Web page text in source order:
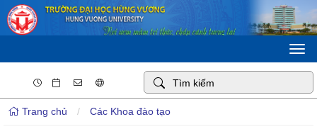
Trang chủ / Các Khoa đào tạo